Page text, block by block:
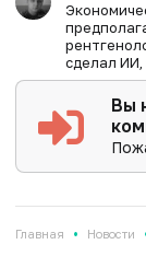
сделал ИИ,
Вы
Главная • Новости